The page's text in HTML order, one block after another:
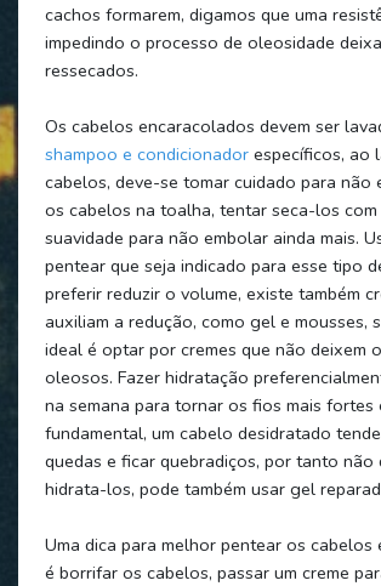
cachos formarem, digamos que uma
impedindo o processo de oleosidade
ressecados.
Os cabelos encaracolados devem ser
shampoo e condicionadorespecíficos, ao
cabelos, deve-se tomar cuidado para não
os cabelos na toalha, tentar seca-los com
suavidade para não embolar ainda mais.
pentear que seja indicado para esse tipo
preferir reduzir o volume, existe também
auxiliam a redução, como gel e mousses,
ideal é optar por cremes que não deixem
oleosos. Fazer hidratação
na semana para tornar os fios mais fortes
fundamental, um cabelo desidratado
quedas e ficar quebradiços, por tanto não
hidrata-los, pode também usar gel
Uma dica para melhor pentear os cabelos
é borrifar os cabelos, passar um creme